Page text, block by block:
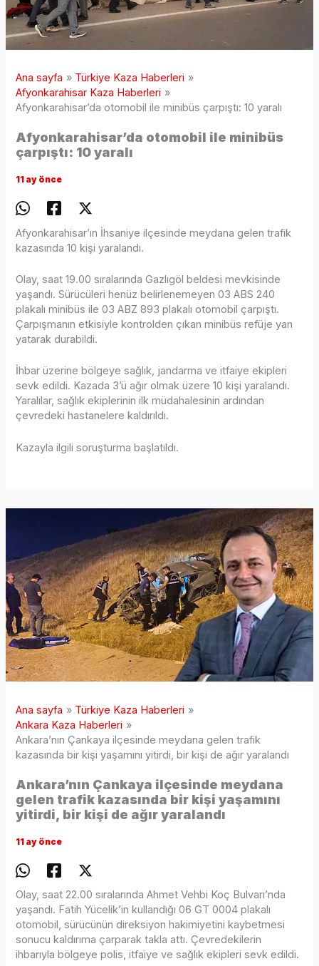
Ana sayfa
Türkiye Kaza Haberleri
Afyonkarahisar Kaza Haberleri
Afyonkarahisar’da otomobil ile minibüs çarpıştı: 10 yaralı
Afyonkarahisar’da otomobil ile minibüs
çarpıştı: 10 yaralı
11 ay önce
Afyonkarahisar’ın İhsaniye ilçesinde meydana gelen trafik
kazasında 10 kişi yaralandı.
Olay, saat 19.00 sıralarında Gazlıgöl beldesi mevkisinde
yaşandı. Sürücüleri henüz belirlenemeyen 03 ABS 240
plakalı minibüs ile 03 ABZ 893 plakalı otomobil çarpıştı.
Çarpışmanın etkisiyle kontrolden çıkan minibüs refüje yan
yatarak durabildi.
İhbar üzerine bölgeye sağlık, jandarma ve itfaiye ekipleri
sevk edildi. Kazada 3’ü ağır olmak üzere 10 kişi yaralandı.
Yaralılar, sağlık ekiplerinin ilk müdahalesinin ardından
çevredeki hastanelere kaldırıldı.
Kazayla ilgili soruşturma başlatıldı.
Ana sayfa
Türkiye Kaza Haberleri
Ankara Kaza Haberleri
Ankara’nın Çankaya ilçesinde meydana gelen trafik
kazasında bir kişi yaşamını yitirdi, bir kişi de ağır yaralandı
Ankara’nın Çankaya ilçesinde meydana
gelen trafik kazasında bir kişi yaşamını
yitirdi, bir kişi de ağır yaralandı
11 ay önce
Olay, saat 22.00 sıralarında Ahmet Vehbi Koç Bulvarı’nda
yaşandı. Fatih Yücelik’in kullandığı 06 GT 0004 plakalı
otomobil, sürücünün direksiyon hakimiyetini kaybetmesi
sonucu kaldırıma çarparak takla attı. Çevredekilerin
ihbarıyla bölgeye polis, itfaiye ve sağlık ekipleri sevk edildi.